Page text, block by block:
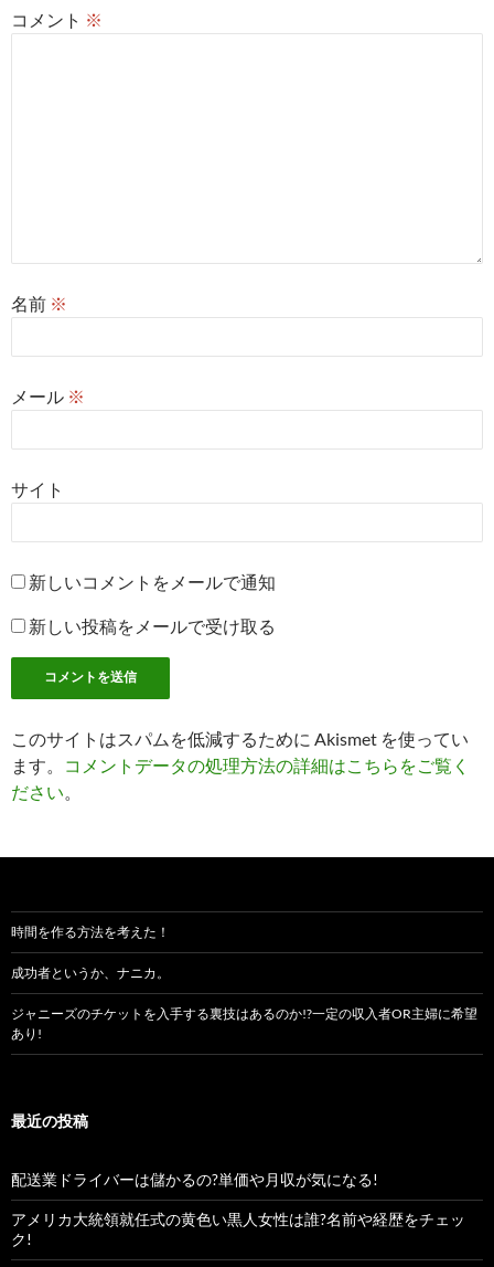
コメント ※
名前 ※
メール ※
サイト
新しいコメントをメールで通知
新しい投稿をメールで受け取る
このサイトはスパムを低減するために Akismet を使ってい
ます。
コメントデータの処理方法の詳細はこちらをご覧く
ださい。
時間を作る方法を考えた！
成功者というか、ナニカ。
ジャニーズのチケットを入手する裏技はあるのか!?一定の収入者OR主婦に希望
あり!
最近の投稿
配送業ドライバーは儲かるの?単価や月収が気になる!
アメリカ大統領就任式の黄色い黒人女性は誰?名前や経歴をチェッ
ク!